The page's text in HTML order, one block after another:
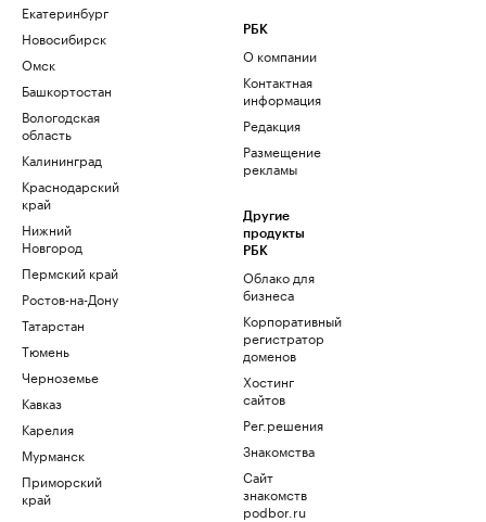
Екатеринбург
Новосибирск
Омск
Башкортостан
Вологодская
область
Калининград
Краснодарский
край
Нижний
Новгород
Пермский край
Ростов-на-Дону
Татарстан
Тюмень
Черноземье
Кавказ
Карелия
Мурманск
Приморский
край
РБК
О компании
Контактная
информация
Редакция
Размещение
рекламы
Другие
продукты
РБК
Облако для
бизнеса
Корпоративный
регистратор
доменов
Хостинг
сайтов
Рег.решения
Знакомства
Сайт
знакомств
podbor.ru